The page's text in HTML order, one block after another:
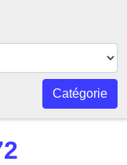
Catégorie